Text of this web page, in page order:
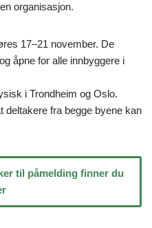
organisasjon.
17–21 november. De
åpne for alle innbyggere i
i Trondheim og Oslo.
deltakere fra begge byene kan
til påmelding finner du